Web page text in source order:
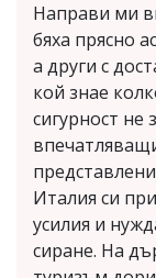
Направи ми
бяха прясно
а други с
кой знае
сигурност не
Италия си
усилия и
сиране. На